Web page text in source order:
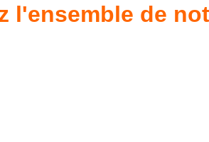
l'ensemble de